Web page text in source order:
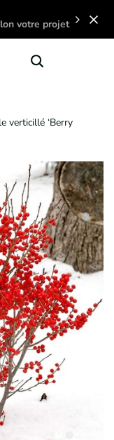
votre projet
verticillé ‘Berry